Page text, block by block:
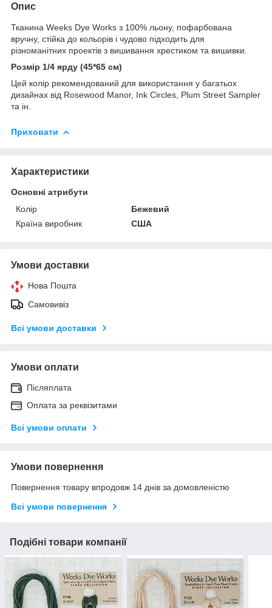
Опис
Тканина Weeks Dye Works з 100% льону, пофарбована
вручну, стійка до кольорів і чудово підходить для
різноманітних проектів з вишивання хрестиком та вишивки.
Розмір 1/4 ярду (45*65 см)
Цей колір рекомендований для використання у багатьох
дизайнах від Rosewood Manor, Ink Circles, Plum Street Sampler
та ін.
Приховати
Характеристики
Основні атрибути
Колір
Бежевий
Країна виробник
США
Умови доставки
Нова Пошта
Самовивіз
Всі умови доставки
Умови оплати
Післяплата
Оплата за реквізитами
Всі умови оплати
Умови повернення
Повернення товару впродовж 14 днів за домовленістю
Всі умови повернення
Подібні товари компанії